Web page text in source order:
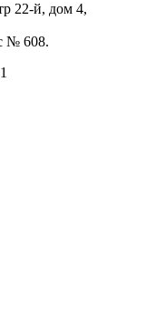
22-й, дом 4,
№ 608.